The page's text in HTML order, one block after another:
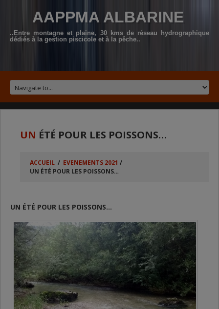
AAPPMA ALBARINE
..Entre montagne et plaine, 30 kms de réseau hydrographique
dédiés à la gestion piscicole et à la pêche..
UN ÉTÉ POUR LES POISSONS…
ACCUEIL / EVENEMENTS 2021 /
UN ÉTÉ POUR LES POISSONS…
UN ÉTÉ POUR LES POISSONS…